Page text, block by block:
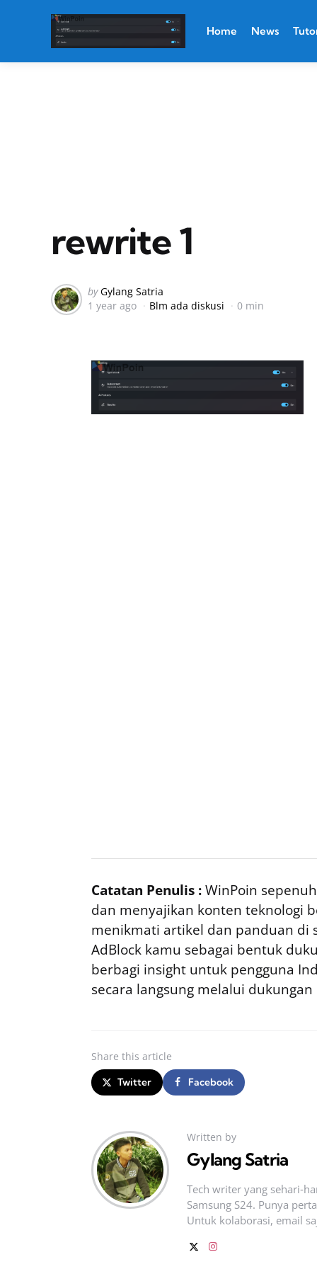
Home News
rewrite 1
Posted
by
by Gylang Satria
1 year ago
Blm ada diskusi 0 min
Catatan Penulis :WinPoin
dan menyajikan konten teknologi
menikmati artikel dan panduan di
AdBlock kamu sebagai bentuk
berbagi insight untuk pengguna
secara langsung melalui
Share this article
Twitter Facebook
Written by
Gylang Satria
Tech writer yang
Samsung S24. Punya
Untuk kolaborasi, email